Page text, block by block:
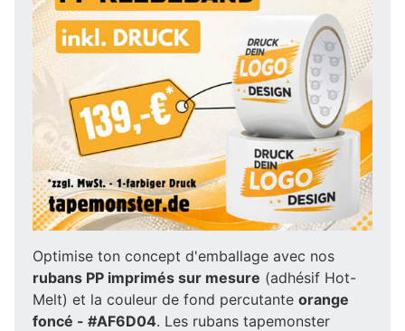
Optimise ton concept d'emballage avec nos
rubans PP imprimés sur mesure (adhésif Hot-
Melt) et la couleur de fond percutante orange
foncé - #AF6D04. Les rubans tapemonster